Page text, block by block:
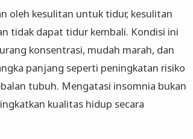
oleh kesulitan untuk tidur, kesulitan
tidak dapat tidur kembali. Kondisi ini
konsentrasi, mudah marah, dan
panjang seperti peningkatan risiko
tubuh. Mengatasi insomnia bukan
kualitas hidup secara